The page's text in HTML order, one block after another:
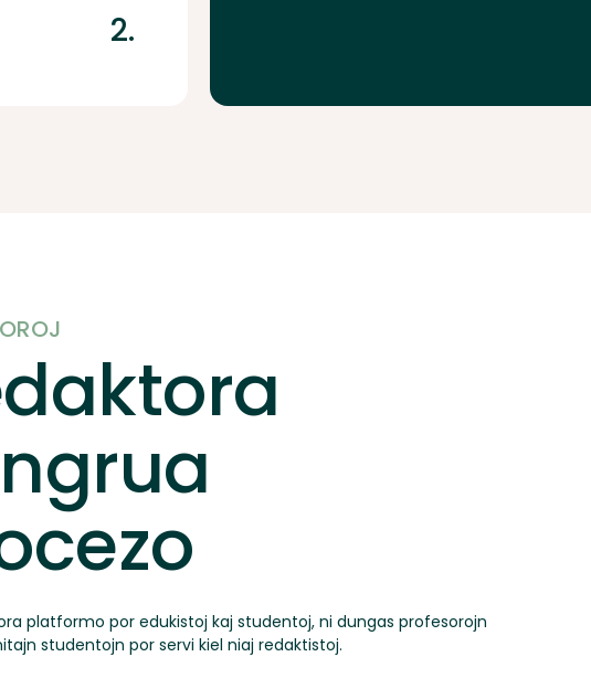
2.
platformo por edukistoj kaj studentoj, ni dungas profesorojn
studentojn por servi kiel niaj redaktistoj.